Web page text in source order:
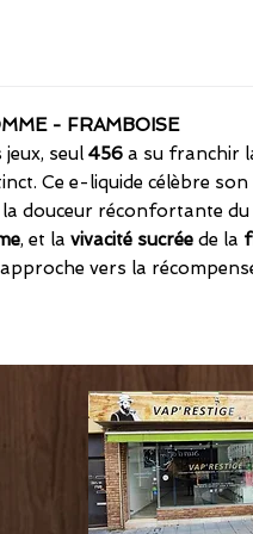
- FRAMBOISE
jeux, seul 456 a su franchir
Ce e-liquide célèbre
la douceur réconfortante du
, et la vivacité sucrée de la
vers la